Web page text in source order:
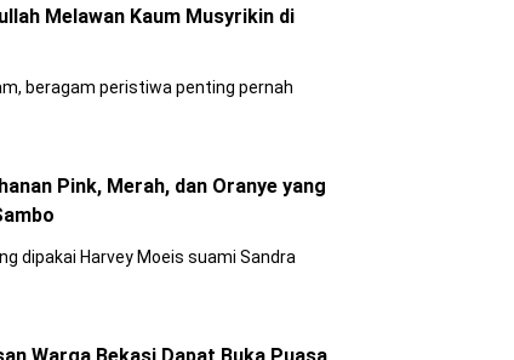
Melawan Kaum Musyrikin di
beragam peristiwa penting pernah
Pink, Merah, dan Oranye yang
dipakai Harvey Moeis suami Sandra